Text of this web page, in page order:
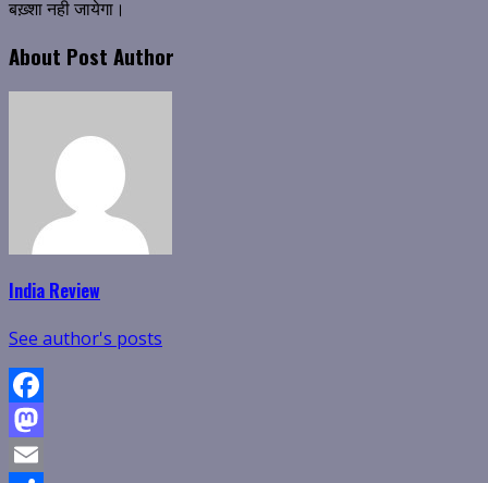
बख़्शा नही जायेगा।
About Post Author
India Review
See author's posts
Facebook
Mastodon